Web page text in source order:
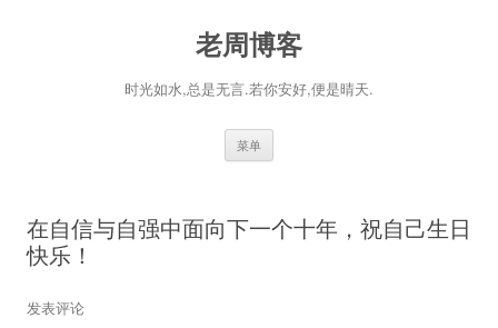
老周博客
时光如水,总是无言.若你安好,便是晴天.
菜单
在自信与自强中面向下一个十年，祝自己生日
快乐！
发表评论